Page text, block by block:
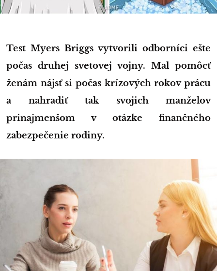
Test Myers Briggs vytvorili odborníci ešte
počas druhej svetovej vojny. Mal pomôcť
ženám nájsť si počas krízových rokov prácu
a nahradiť tak svojich manželov
prinajmenšom v otázke finančného
zabezpečenie rodiny.